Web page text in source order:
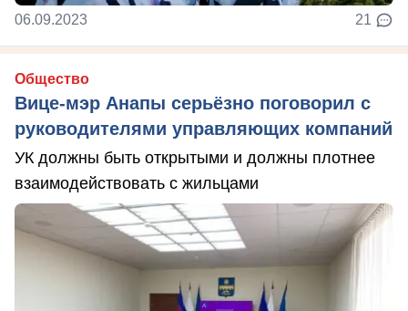
06.09.2023 21
Общество
Вице-мэр Анапы серьёзно поговорил с
руководителями управляющих компаний
УК должны быть открытыми и должны плотнее
взаимодействовать с жильцами